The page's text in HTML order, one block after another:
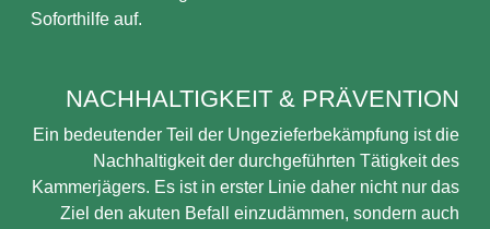
Soforthilfe auf.
NACHHALTIGKEIT & PRÄVENTION
Ein bedeutender Teil der Ungezieferbekämpfung ist die
Nachhaltigkeit der durchgeführten Tätigkeit des
Kammerjägers. Es ist in erster Linie daher nicht nur das
Ziel den akuten Befall einzudämmen, sondern auch